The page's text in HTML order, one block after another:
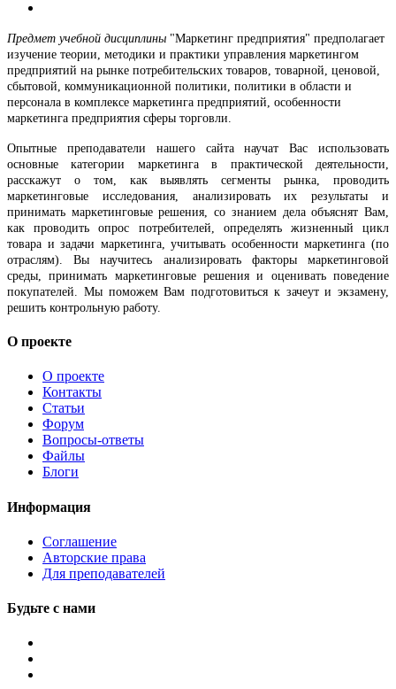
Предмет учебной дисциплины "Маркетинг предприятия" предполагает
изучение теории, методики и практики управления маркетингом
предприятий на рынке потребительских товаров, товарной, ценовой,
сбытовой, коммуникационной политики, политики в области и
персонала в комплексе маркетинга предприятий, особенности
маркетинга предприятия сферы торговли.
Опытные преподаватели нашего сайта научат Вас использовать
основные категории маркетинга в практической деятельности,
расскажут о том, каквыявлять сегменты рынка,проводить
маркетинговые исследования, анализировать их результаты и
принимать маркетинговые решения, со знанием дела объяснят Вам,
какпроводить опрос потребителей, определять жизненный цикл
товара и задачи маркетинга,учитывать особенности маркетинга (по
отраслям). Вы научитесь анализировать факторы маркетинговой
среды, принимать маркетинговые решения и оценивать поведение
покупателей. Мы поможем Вам подготовиться к зачеут и экзамену,
решить контрольную работу.
О проекте
О проекте
Контакты
Статьи
Форум
Вопросы-ответы
Файлы
Блоги
Информация
Соглашение
Авторские права
Для преподавателей
Будьте с нами